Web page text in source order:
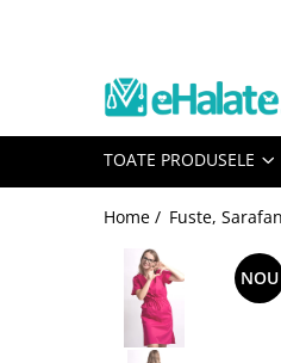
Toate Produsele
Bluze Unisex
Bluze Medicale
Bluze unisex cu imprimeuri
TOATE PRODUSELE
Home / Fuste,
NOU